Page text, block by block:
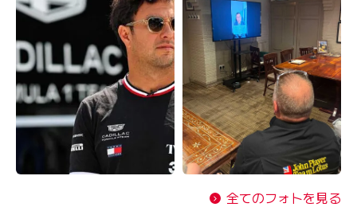
全てのフォトを見る